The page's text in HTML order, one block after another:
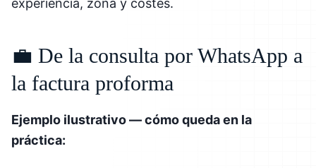
experiencia, zona y costes.
💼 De la consulta por WhatsApp a
la factura proforma
Ejemplo ilustrativo — cómo queda en la
práctica: